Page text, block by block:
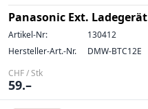
Panasonic Ext. Ladegerät
Artikel-Nr:
130412
Hersteller-Art.-Nr.
DMW-BTC12E
CHF / Stk
59.–